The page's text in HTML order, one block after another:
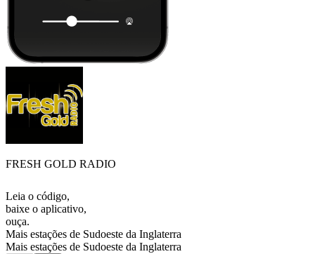
FRESH GOLD RADIO
Leia o código,
baixe o aplicativo,
ouça.
Mais estações de Sudoeste da Inglaterra
Mais estações de Sudoeste da Inglaterra